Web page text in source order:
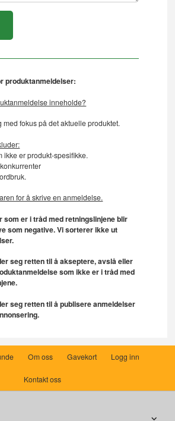
produktanmeldelser:
inneholde?
med fokus på det aktuelle produktet.
ikke er produkt-spesifikke.
for å skrive en anmeldelse.
som er i tråd med retningslinjene blir
som negative. Vi sorterer ikke ut
seg retten til å akseptere, avslå eller
som ikke er i tråd med
seg retten til å publisere anmeldelser
Om oss Gavekort Logg inn
Kontakt oss